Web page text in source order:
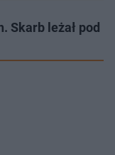
Skarb leżał pod